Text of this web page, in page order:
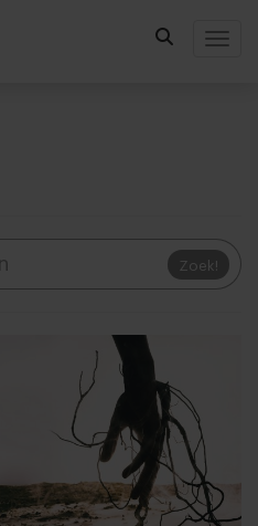
Zoek!